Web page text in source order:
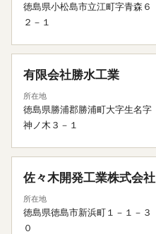
徳島県小松島市立江町字青森６
２－１
有限会社勝水工業
所在地
徳島県勝浦郡勝浦町大字生名字
神ノ木３－１
佐々木開発工業株式会社
所在地
徳島県徳島市新浜町１－１－３
０